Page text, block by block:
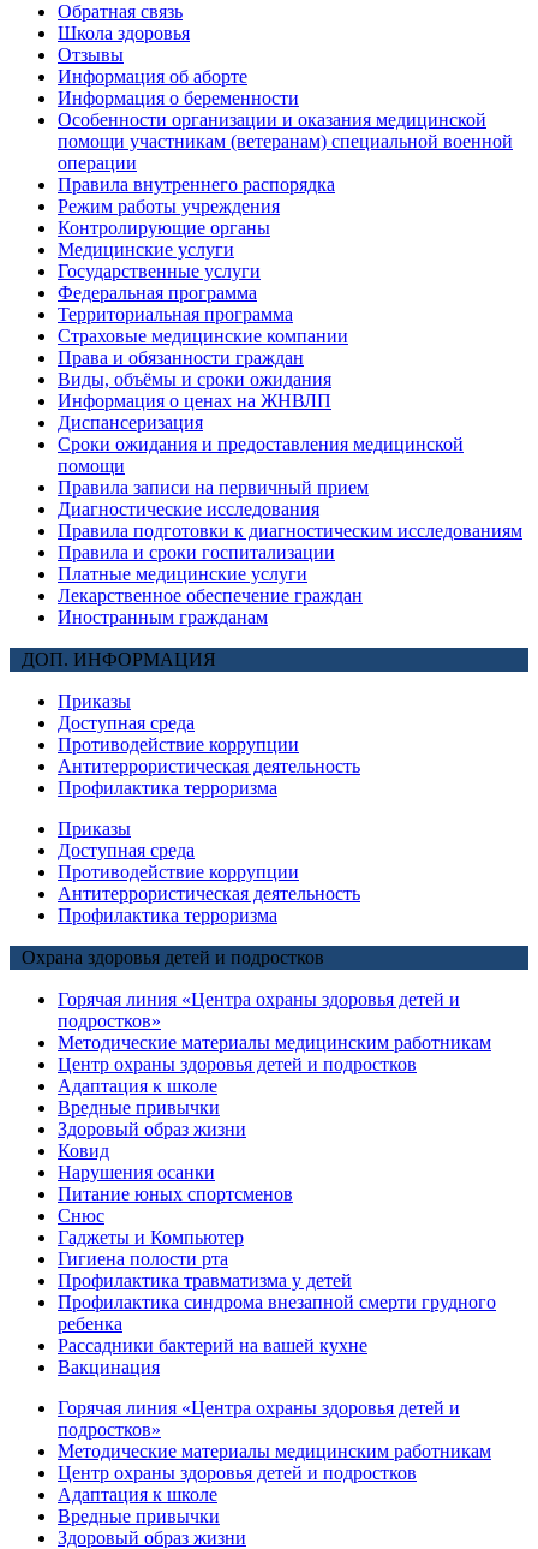
Обратная связь
Школа здоровья
Отзывы
Информация об аборте
Информация о беременности
Особенности организации и оказания медицинской
помощи участникам (ветеранам) специальной военной
операции
Правила внутреннего распорядка
Режим работы учреждения
Контролирующие органы
Медицинские услуги
Государственные услуги
Федеральная программа
Территориальная программа
Страховые медицинские компании
Права и обязанности граждан
Виды, объёмы и сроки ожидания
Информация о ценах на ЖНВЛП
Диспансеризация
Сроки ожидания и предоставления медицинской
помощи
Правила записи на первичный прием
Диагностические исследования
Правила подготовки к диагностическим исследованиям
Правила и сроки госпитализации
Платные медицинские услуги
Лекарственное обеспечение граждан
Иностранным гражданам
ДОП. ИНФОРМАЦИЯ
Приказы
Доступная среда
Противодействие коррупции
Антитеррористическая деятельность
Профилактика терроризма
Приказы
Доступная среда
Противодействие коррупции
Антитеррористическая деятельность
Профилактика терроризма
Охрана здоровья детей и подростков
Горячая линия «Центра охраны здоровья детей и
подростков»
Методические материалы медицинским работникам
Центр охраны здоровья детей и подростков
Адаптация к школе
Вредные привычки
Здоровый образ жизни
Ковид
Нарушения осанки
Питание юных спортсменов
Снюс
Гаджеты и Компьютер
Гигиена полости рта
Профилактика травматизма у детей
Профилактика синдрома внезапной смерти грудного
ребенка
Рассадники бактерий на вашей кухне
Вакцинация
Горячая линия «Центра охраны здоровья детей и
подростков»
Методические материалы медицинским работникам
Центр охраны здоровья детей и подростков
Адаптация к школе
Вредные привычки
Здоровый образ жизни